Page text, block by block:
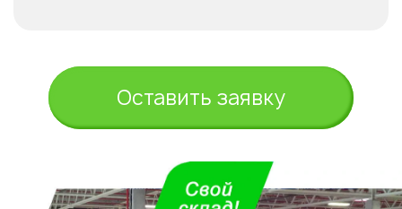
Оставить заявку